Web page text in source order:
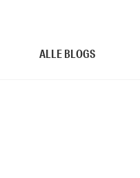
ALLE BLOGS